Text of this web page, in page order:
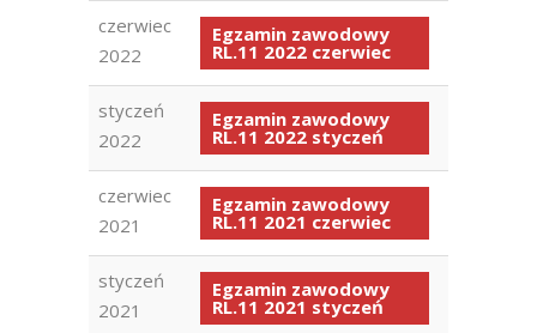
czerwiec
2022
Egzamin zawodowy
RL.11 2022 czerwiec
styczeń
2022
Egzamin zawodowy
RL.11 2022 styczeń
czerwiec
2021
Egzamin zawodowy
RL.11 2021 czerwiec
styczeń
2021
Egzamin zawodowy
RL.11 2021 styczeń